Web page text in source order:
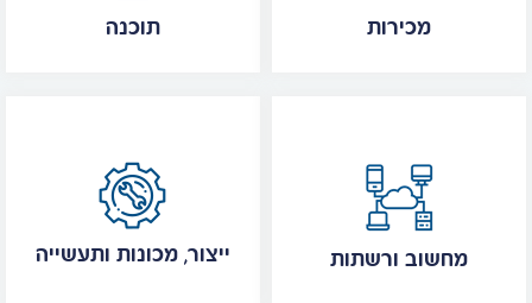
תוכנה מכירות
ייצור, מכונות ותעשייה מחשוב ורשתות